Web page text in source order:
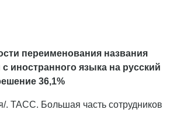
переименования названия
иностранного языка на русский
36,1%
ТАСС. Большая часть сотрудников